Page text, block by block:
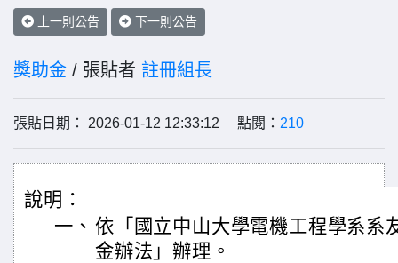
上一則公告 下一則公告
獎助金 / 張貼者 註冊組長
張貼日期： 2026-01-12 12:33:12 點閱： 210
說明：
一、 依「國立中山大學電機工程學系系
金辦法」辦理。